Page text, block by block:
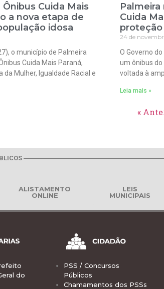
Cuida Mais
a nova etapa de
idosa
o município de Palmeira
Cuida Mais Paraná,
Mulher, Igualdade Racial e
Cuida
proteção
24 de
O Governo
um ônibus
voltada à
Leia mais »
«
ALISTAMENTO
ONLINE
LEIS
MUNICIPAIS
do
PSS / Concursos
Públicos
Chamamentos dos PSSs